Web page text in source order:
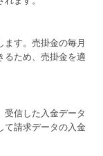
す。売掛金の毎月
るため、売掛金を適
受信した入金データ
て請求データの入金